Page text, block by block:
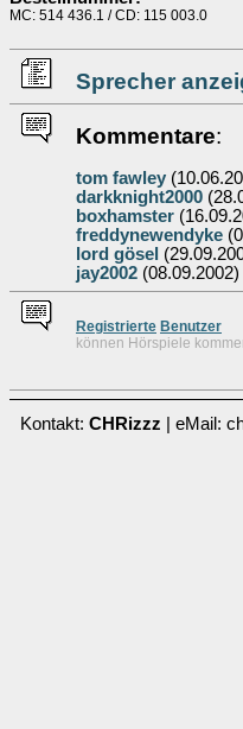
MC: 514 436.1 / CD: 115 003.0
Sprecher
Kommentare:
tom fawley
darkknight2000
boxhamster
freddynewendyke
lord gösel
jay2002 (08.09.2002)
Registrierte Benutzer
können Hörspiele
Kontakt: CHRizzz | eMail: